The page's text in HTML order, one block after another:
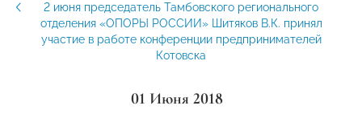
2 июня председатель Тамбовского регионального
отделения «ОПОРЫ РОССИИ» Шитяков В.К. принял
участие в работе конференции предпринимателей
Котовска
01 Июня 2018